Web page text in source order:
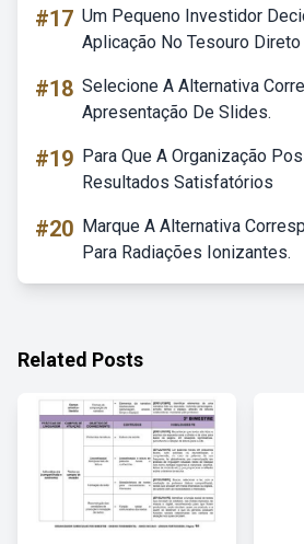
#17 Um Pequeno Investidor
Aplicação No Tesouro Direto
#18 Selecione A Alternativa
Apresentação De Slides.
#19 Para Que A Organização
Resultados Satisfatórios
#20 Marque A Alternativa
Para Radiações Ionizantes.
Related Posts